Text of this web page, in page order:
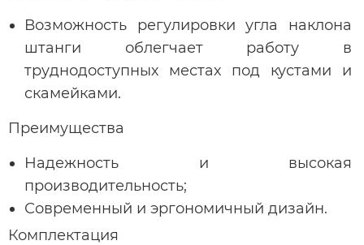
Возможность регулировки угла наклона
штанги облегчает работу в
труднодоступных местах под кустами и
скамейками.
Преимущества
Надежность и высокая
производительность;
Современный и эргономичный дизайн.
Комплектация